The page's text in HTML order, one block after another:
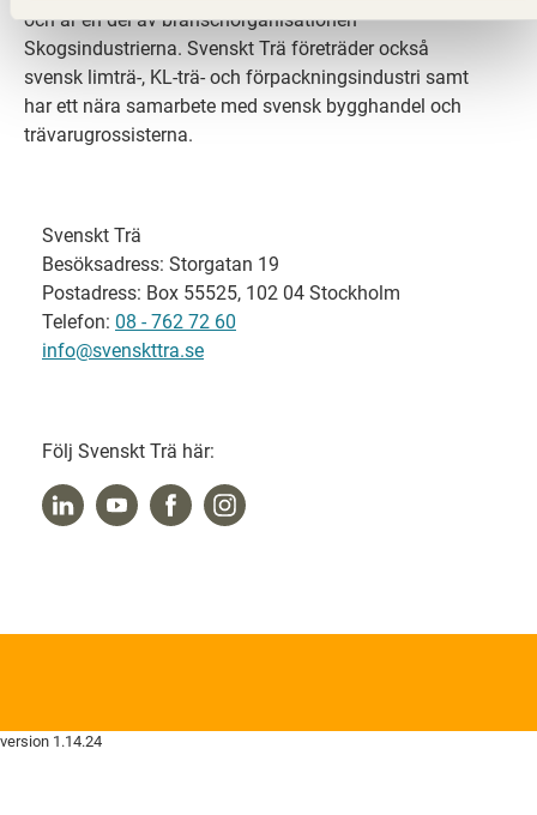
och är en del av branschorganisationen
Skogsindustrierna. Svenskt Trä företräder också
svensk limträ-, KL-trä- och förpackningsindustri samt
har ett nära samarbete med svensk bygghandel och
trävarugrossisterna.
Svenskt Trä
Besöksadress: Storgatan 19
Postadress: Box 55525, 102 04 Stockholm
Telefon: 08 - 762 72 60
info@svenskttra.se
Följ Svenskt Trä här:
version 1.14.24